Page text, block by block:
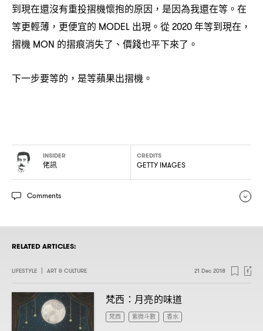
到現在還沒有重投摺機懷抱的原因 ， 是因為我還在等。在
等更輕薄 ， 更便宜的 MODEL 出現。從2020年等到現在 ，
摺機 MON 的摺痕消失了、價錢也平下來了。
下一步要等的 ， 是等蘋果出摺機。
INSIDER
佬訊
CREDITS
GETTY IMAGES
Comments
RELATED ARTICLES:
LIFESTYLE | ART & CULTURE 21 Dec 2018
梵西 ： 月亮的味道
梵西 紫微斗數 香水